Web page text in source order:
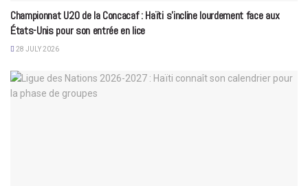
Championnat U20 de la Concacaf : Haïti s’incline lourdement face aux
États-Unis pour son entrée en lice
28 JULY 2026